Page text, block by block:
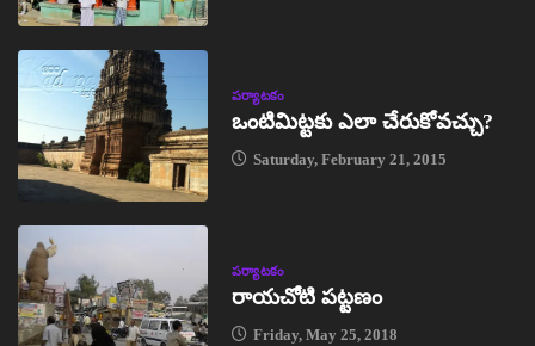
పర్యాటకం
ఒంటిమిట్టకు ఎలా చేరుకోవచ్చు?
Saturday, February 21, 2015
పర్యాటకం
రాయచోటి పట్టణం
Friday, May 25, 2018